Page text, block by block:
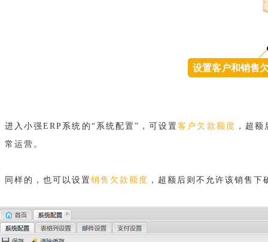
设置客户和销售
进入小强ERP系统的“系统配置”，可设置客户欠款额度 ，超
常运营。
同样的，也可以设置销售欠款额度 ，超额后则不允许该销售